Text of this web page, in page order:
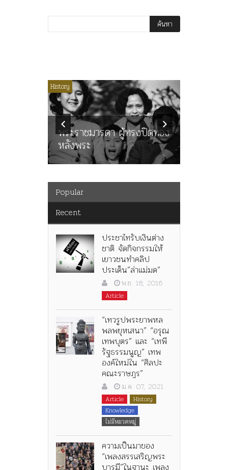
History
พระราชมารดา ผู้ทรงปิดทอง
หลังพระ
Popular
Recent
ประชาไทรับเงินต่าง
ชาติ จัดกิจกรรมให้
เยาวชนทำคลิป
ประเด็น”ล่าแม่มด”
พ.ย. 18, 2016
Article
“เทวรูปพระยาพหล
พลพยุหเสนา” “อรุณ
เทพบุตร” และ “เทพี
รัฐธรรมนูญ” เทพ
องค์ใหม่ใน “ศิลปะ
คณะราษฎร”
ม.ค. 07, 2021
Article
History
Knowledge
ไม่มีหมวดหมู่
ความเป็นมาของ
“เพลงสรรเสริญพระ
บารมี”ในฐานะ เพลง